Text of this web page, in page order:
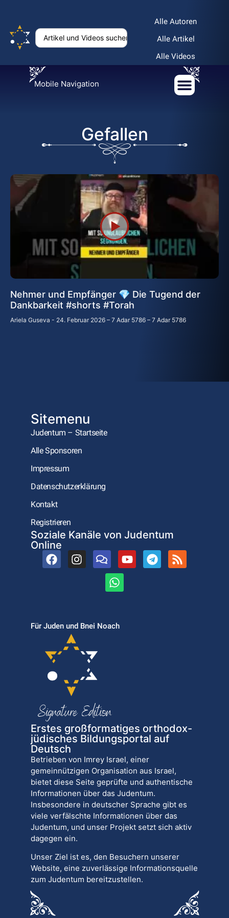
Alle Autoren
Alle Artikel
Alle Videos
Mobile Navigation
Gefallen
Nehmer und Empfänger 💎 Die Tugend der
Dankbarkeit #shorts #Torah
Ariela Guseva 24. Februar 2026 – 7 Adar 5786 – 7 Adar 5786
Sitemenu
Judentum – Startseite
Alle Sponsoren
Impressum
Datenschutzerklärung
Kontakt
Registrieren
Soziale Kanäle von Judentum
Online
Für Juden und Bnei Noach
Erstes großformatiges orthodox-
jüdisches Bildungsportal auf
Deutsch
Betrieben von Imrey Israel, einer
gemeinnützigen Organisation aus Israel,
bietet diese Seite geprüfte und authentische
Informationen über das Judentum.
Insbesondere in deutscher Sprache gibt es
viele verfälschte Informationen über das
Judentum, und unser Projekt setzt sich aktiv
dagegen ein.
Unser Ziel ist es, den Besuchern unserer
Website, eine zuverlässige Informationsquelle
zum Judentum bereitzustellen.